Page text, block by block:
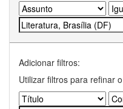
Adicionar filtros:
Utilizar filtros para refinar